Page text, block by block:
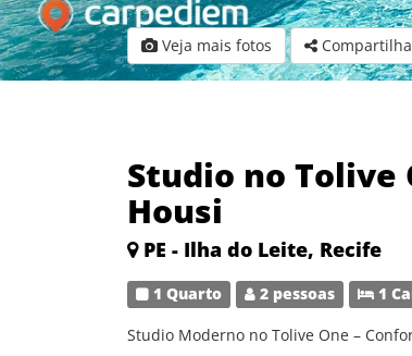
Veja mais fotos
Studio no Tolive
Housi
PE - Ilha do Leite, Recife
1 Quarto 2 pessoas 1
Studio Moderno no Tolive One –